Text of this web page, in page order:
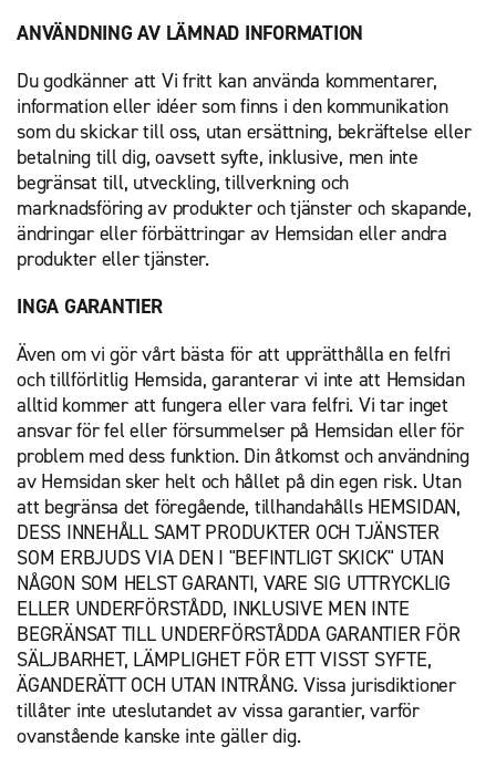
ANVÄNDNING AV LÄMNAD INFORMATION
Du godkänner att Vi fritt kan använda kommentarer,
information eller idéer som finns i den kommunikation
som du skickar till oss, utan ersättning, bekräftelse eller
betalning till dig, oavsett syfte, inklusive, men inte
begränsat till, utveckling, tillverkning och
marknadsföring av produkter och tjänster och skapande,
ändringar eller förbättringar av Hemsidan eller andra
produkter eller tjänster.
INGA GARANTIER
Även om vi gör vårt bästa för att upprätthålla en felfri
och tillförlitlig Hemsida, garanterar vi inte att Hemsidan
alltid kommer att fungera eller vara felfri. Vi tar inget
ansvar för fel eller försummelser på Hemsidan eller för
problem med dess funktion. Din åtkomst och användning
av Hemsidan sker helt och hållet på din egen risk. Utan
att begränsa det föregående, tillhandahålls HEMSIDAN,
DESS INNEHÅLL SAMT PRODUKTER OCH TJÄNSTER
SOM ERBJUDS VIA DEN I "BEFINTLIGT SKICK" UTAN
NÅGON SOM HELST GARANTI, VARE SIG UTTRYCKLIG
ELLER UNDERFÖRSTÅDD, INKLUSIVE MEN INTE
BEGRÄNSAT TILL UNDERFÖRSTÅDDA GARANTIER FÖR
SÄLJBARHET, LÄMPLIGHET FÖR ETT VISST SYFTE,
ÄGANDERÄTT OCH UTAN INTRÅNG. Vissa jurisdiktioner
tillåter inte uteslutandet av vissa garantier, varför
ovanstående kanske inte gäller dig.